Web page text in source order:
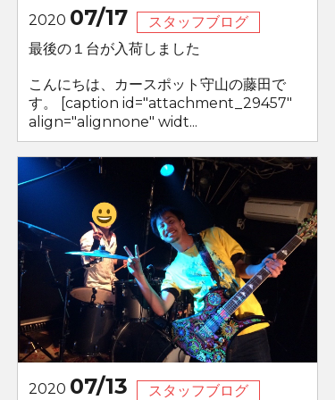
2020 07/17
スタッフブログ
最後の１台が入荷しました
こんにちは、カースポット守山の藤田で
す。 [caption id="attachment_29457"
align="alignnone" widt...
2020 07/13
スタッフブログ